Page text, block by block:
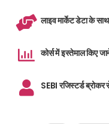
लाइव मार्केट डेटा के
कोर्स में इस्तेमाल किए
SEBI रजिस्टर्ड ब्रोकर